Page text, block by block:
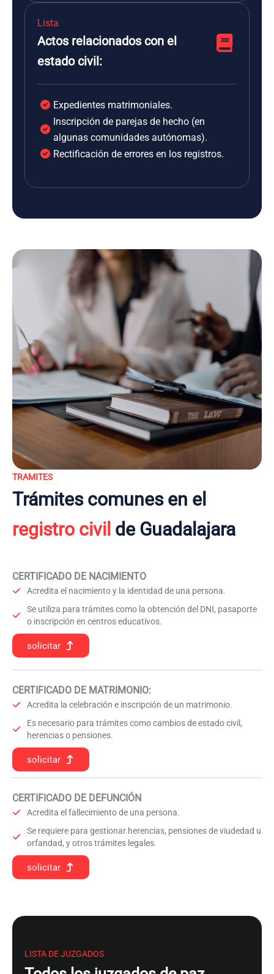
Lista
Actos relacionados con el
estado civil:
Expedientes matrimoniales.
Inscripción de parejas de hecho (en
algunas comunidades autónomas).
Rectificación de errores en los registros.
TRAMITES
Trámites comunes en el
registro civil de Guadalajara
CERTIFICADO DE NACIMIENTO
Acredita el nacimiento y la identidad de una persona.
Se utiliza para trámites como la obtención del DNI, pasaporte
o inscripción en centros educativos.
solicitar
CERTIFICADO DE MATRIMONIO:
Acredita la celebración e inscripción de un matrimonio.
Es necesario para trámites como cambios de estado civil,
herencias o pensiones.
solicitar
CERTIFICADO DE DEFUNCIÓN
Acredita el fallecimiento de una persona.
Se requiere para gestionar herencias, pensiones de viudedad u
orfandad, y otros trámites legales.
solicitar
LISTA DE JUZGADOS